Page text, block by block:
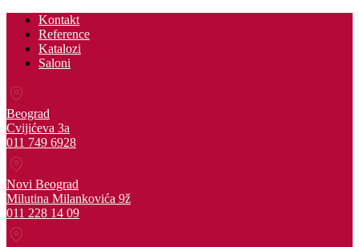
Kontakt
Reference
Katalozi
Saloni
Beograd
Cvijićeva 3a
011 749 6928
Novi Beograd
Milutina Milankovića 9ž
011 228 14 09